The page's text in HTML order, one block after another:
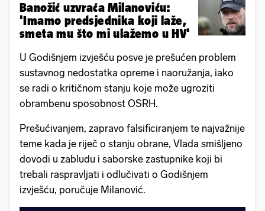
Banožić uzvraća Milanoviću:
'Imamo predsjednika koji laže,
smeta mu što mi ulažemo u HV'
U Godišnjem izvješću posve je prešućen problem
sustavnog nedostatka opreme i naoružanja, iako
se radi o kritičnom stanju koje može ugroziti
obrambenu sposobnost OSRH.
Prešućivanjem, zapravo falsificiranjem te najvažnije
teme kada je riječ o stanju obrane, Vlada smišljeno
dovodi u zabludu i saborske zastupnike koji bi
trebali raspravljati i odlučivati o Godišnjem
izvješću, poručuje Milanović.